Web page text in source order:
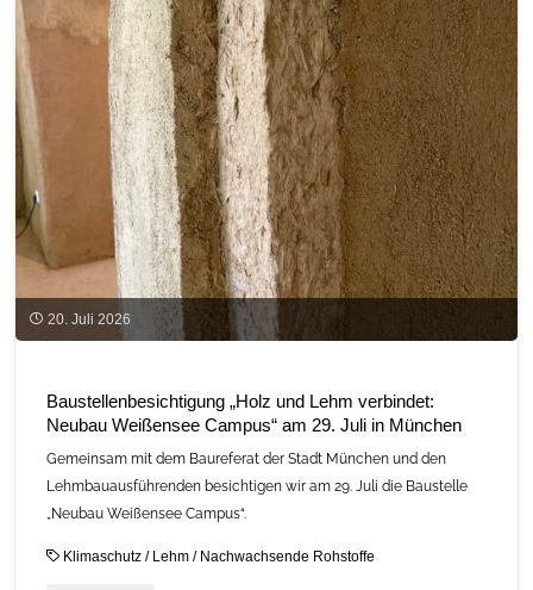
Upcycling-
Aktion
in
Straubing"
20. Juli 2026
Baustellenbesichtigung „Holz und Lehm verbindet:
Neubau Weißensee Campus“ am 29. Juli in München
Gemeinsam mit dem Baureferat der Stadt München und den
Lehmbauausführenden besichtigen wir am 29. Juli die Baustelle
„Neubau Weißensee Campus“.
Klimaschutz / Lehm / Nachwachsende Rohstoffe